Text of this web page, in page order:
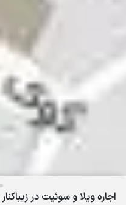
اجاره ویلا و سوئیت در زیباکنار